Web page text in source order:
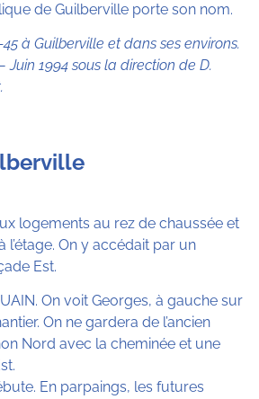
de Guilberville porte son nom.
45 à Guilberville et dans ses environs.
Juin 1994 sous la direction de D.
logements au rez de chaussée et
l’étage. On y accédait par un
Est.
On voit Georges, à gauche sur
On ne gardera de l’ancien
Nord avec la cheminée et une
En parpaings, les futures